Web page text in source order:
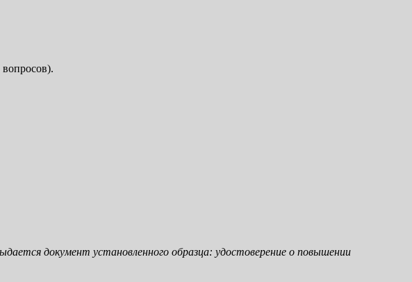
документ установленного образца: удостоверение о повышении